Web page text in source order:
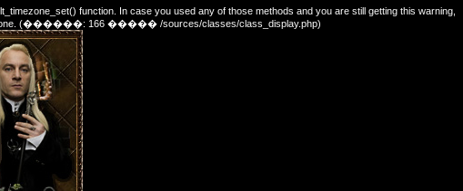
function. In case you used any of those methods and you are still getting this warning,
(������: 166 ����� /sources/classes/class_display.php)